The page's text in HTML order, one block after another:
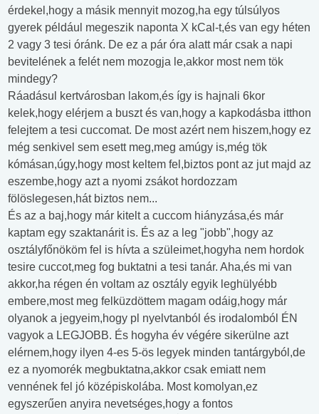
érdekel,hogy a másik mennyit mozog,ha egy túlsúlyos
gyerek például megeszik naponta X kCal-t,és van egy héten
2 vagy 3 tesi óránk. De ez a pár óra alatt már csak a napi
bevitelének a felét nem mozogja le,akkor most nem tök
mindegy?
Ráadásul kertvárosban lakom,és így is hajnali 6kor
kelek,hogy elérjem a buszt és van,hogy a kapkodásba itthon
felejtem a tesi cuccomat. De most azért nem hiszem,hogy ez
még senkivel sem esett meg,meg amúgy is,még tök
kómásan,úgy,hogy most keltem fel,biztos pont az jut majd az
eszembe,hogy azt a nyomi zsákot hordozzam
fölöslegesen,hát biztos nem...
És az a baj,hogy már kitelt a cuccom hiányzása,és már
kaptam egy szaktanárit is. És az a leg "jobb",hogy az
osztályfőnököm fel is hívta a szüleimet,hogyha nem hordok
tesire cuccot,meg fog buktatni a tesi tanár. Aha,és mi van
akkor,ha régen én voltam az osztály egyik leghülyébb
embere,most meg felküzdöttem magam odáig,hogy már
olyanok a jegyeim,hogy pl nyelvtanból és irodalomból ÉN
vagyok a LEGJOBB. És hogyha év végére sikerülne azt
elérnem,hogy ilyen 4-es 5-ös legyek minden tantárgyból,de
ez a nyomorék megbuktatna,akkor csak emiatt nem
vennének fel jó középiskolába. Most komolyan,ez
egyszerűen anyira nevetséges,hogy a fontos